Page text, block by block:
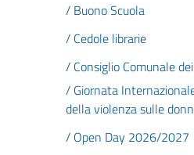
/ Buono Scuola
/ Cedole librarie
/ Consiglio Comunale
/ Giornata
della violenza sulle
/ Open Day 2026/2027